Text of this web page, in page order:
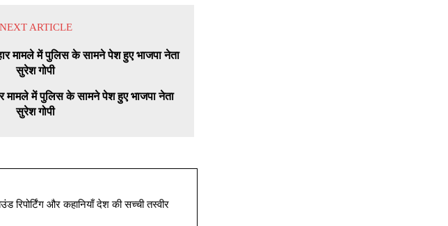
NEXT ARTICLE
मामले में पुलिस के सामने पेश हुए भाजपा नेता
सुरेश गोपी
और कहानियाँ देश की सच्ची तस्वीर